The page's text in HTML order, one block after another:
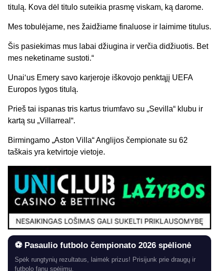
titulą. Kova dėl titulo suteikia prasmę viskam, ką darome.
Mes tobulėjame, nes žaidžiame finaluose ir laimime titulus.
Šis pasiekimas mus labai džiugina ir verčia didžiuotis. Bet
mes neketiname sustoti.“
Unai‘us Emery savo karjeroje iškovojo penktąjį UEFA
Europos lygos titulą.
Prieš tai ispanas tris kartus triumfavo su „Sevilla“ klubu ir
kartą su „Villarreal“.
Birmingamo „Aston Villa“ Anglijos čempionate su 62
taškais yra ketvirtoje vietoje.
⚽ Pasaulio futbolo čempionato 2026 spėlionė
Spėk rungtynių rezultatus, laimėk prizus! Prisijunk prie draugų ir
futbolo fanų spėjimų.